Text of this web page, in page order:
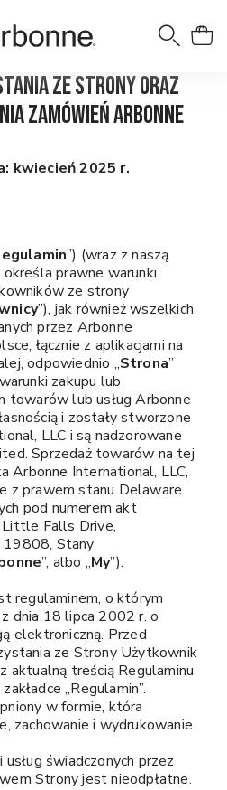
ze strony oraz
zamówień Arbonne
kwiecień 2025 r.
”) (wraz z naszą
prawne warunki
ze strony
”), jak również wszelkich
przez Arbonne
łącznie z aplikacjami na
odpowiednio „Strona”
zakupu lub
towarów lub usług Arbonne
i zostały stworzone
LLC i są nadzorowane
Sprzedaż towarów na tej
Arbonne International, LLC,
z prawem stanu Delaware
pod numerem akt
Falls Drive,
Stany
”, albo „My”).
regulaminem, o którym
dnia 18 lipca 2002 r. o
elektroniczną. Przed
ze Strony Użytkownik
aktualną treścią Regulaminu
„Regulamin”.
w formie, która
zachowanie i wydrukowanie.
świadczonych przez
Strony jest nieodpłatne.